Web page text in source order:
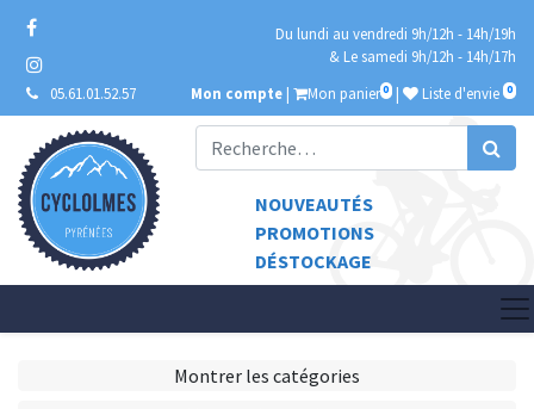
Du lundi au vendredi 9h/12h - 14h/19h
& Le samedi 9h/12h - 14h/17h
05.61.01.52.57
Mon compte | Mon panier 0 | Liste d'envie 0
NOUVEAUTÉS
PROMOTIONS
DÉSTOCKAGE
Montrer les catégories